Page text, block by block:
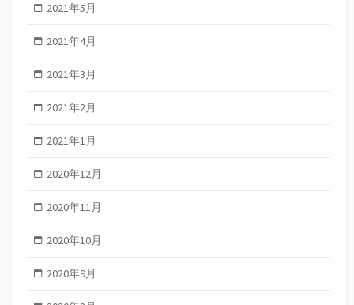
2021年5月
2021年4月
2021年3月
2021年2月
2021年1月
2020年12月
2020年11月
2020年10月
2020年9月